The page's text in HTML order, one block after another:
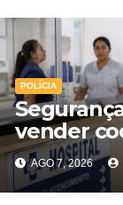
POLÍCIA
vender
e atuar
AGO 7, 2026